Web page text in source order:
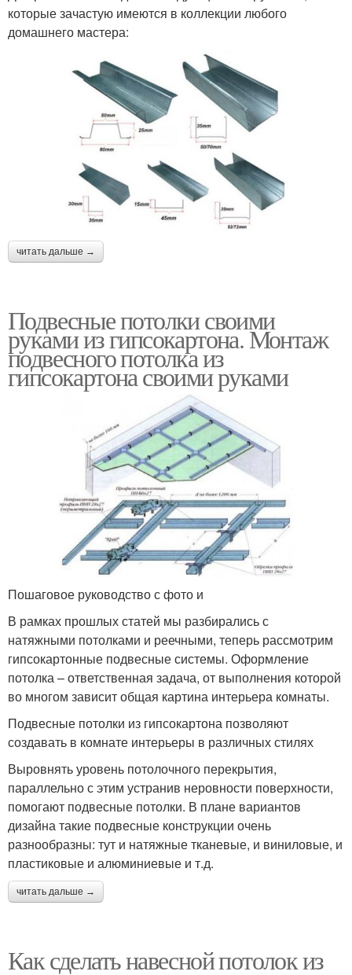
которые зачастую имеются в коллекции любого
домашнего мастера:
читать дальше →
Подвесные потолки своими
руками из гипсокартона. Монтаж
подвесного потолка из
гипсокартона своими руками
Пошаговое руководство с фото и
В рамках прошлых статей мы разбирались с
натяжными потолками и реечными, теперь рассмотрим
гипсокартонные подвесные системы. Оформление
потолка – ответственная задача, от выполнения которой
во многом зависит общая картина интерьера комнаты.
Подвесные потолки из гипсокартона позволяют
создавать в комнате интерьеры в различных стилях
Выровнять уровень потолочного перекрытия,
параллельно с этим устранив неровности поверхности,
помогают подвесные потолки. В плане вариантов
дизайна такие подвесные конструкции очень
разнообразны: тут и натяжные тканевые, и виниловые, и
пластиковые и алюминиевые и т.д.
читать дальше →
Как сделать навесной потолок из